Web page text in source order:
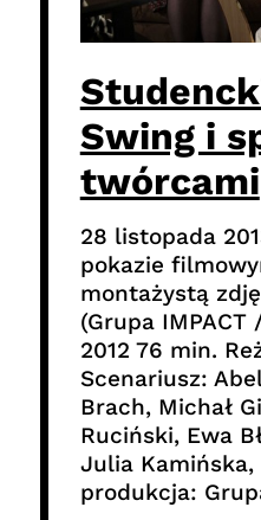
Swing i
twórcami
28 listopada
pokazie
montażystą
(Grupa IMPACT
2012 76 min.
Scenariusz:
Brach, Michał
Ruciński, Ewa
Julia
produkcja: